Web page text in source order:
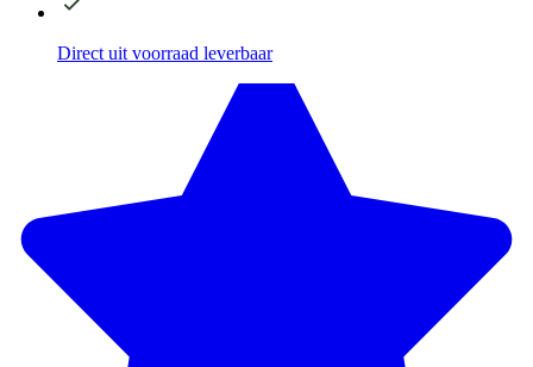
Direct uit voorraad leverbaar